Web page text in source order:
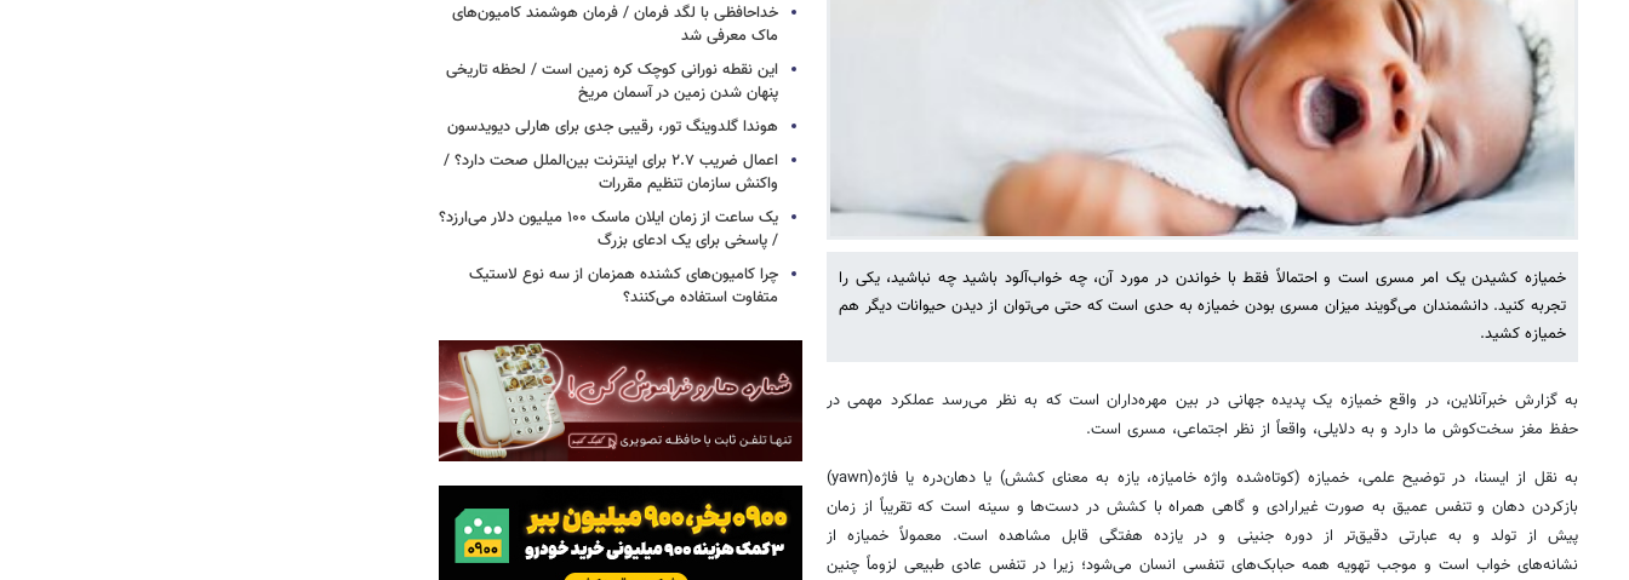
خمیازه کشیدن یک امر مسری است و احتمالاً فقط با خواندن در مورد آن، چه خواب‌آلود باشید چه نباشید، یکی را
تجربه کنید. دانشمندان می‌گویند میزان مسری بودن خمیازه به حدی است که حتی می‌توان از دیدن حیوانات دیگر هم
خمیازه کشید.
به گزارش خبرآنلاین، در واقع خمیازه یک پدیده جهانی در بین مهره‌داران است که به نظر می‌رسد عملکرد مهمی در
حفظ مغز سخت‌کوش ما دارد و به دلایلی، واقعاً از نظر اجتماعی، مسری است.
به نقل از ایسنا، در توضیح علمی، خمیازه (کوتاه‌شده واژه خامیازه، یازه به معنای کشش) یا دهان‌دره یا فاژه(yawn)
بازکردن دهان و تنفس عمیق به صورت غیرارادی و گاهی همراه با کشش در دست‌ها و سینه است که تقریباً از زمان
پیش از تولد و به عبارتی دقیق‌تر از دوره جنینی و در یازده هفتگی قابل مشاهده است. معمولاً خمیازه از
نشانه‌های خواب است و موجب تهویه همه حبابک‌های تنفسی انسان می‌شود؛ زیرا در تنفس عادی طبیعی لزوماً چنین
خداحافظی با لگد فرمان / فرمان هوشمند کامیون‌های
ماک معرفی شد
این نقطه نورانی کوچک کره زمین است / لحظه تاریخی
پنهان شدن زمین در آسمان مریخ
هوندا گلدوینگ تور، رقیبی جدی برای هارلی دیویدسون
اعمال ضریب ۲.۷ برای اینترنت بین‌الملل صحت دارد؟ /
واکنش سازمان تنظیم مقررات
یک ساعت از زمان ایلان ماسک ۱۰۰ میلیون دلار می‌ارزد؟
/ پاسخی برای یک ادعای بزرگ
چرا کامیون‌های کشنده همزمان از سه نوع لاستیک
متفاوت استفاده می‌کنند؟